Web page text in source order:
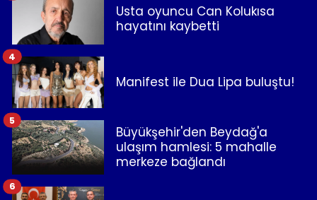
Usta oyuncu Can Kolukısa
hayatını kaybetti
Manifest ile Dua Lipa buluştu!
4
Büyükşehir'den Beydağ'a
ulaşım hamlesi: 5 mahalle
merkeze bağlandı
5
6